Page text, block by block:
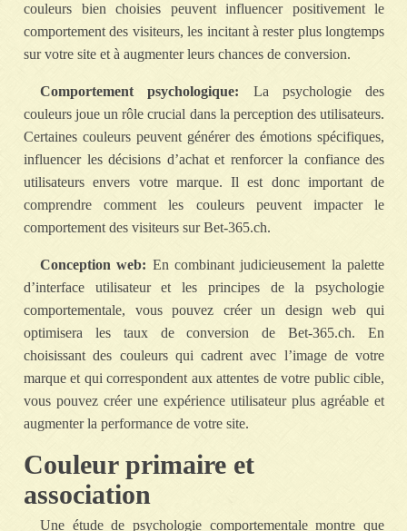
couleurs bien choisies peuvent influencer positivement le
comportement des visiteurs, les incitant à rester plus longtemps
sur votre site et à augmenter leurs chances de conversion.
Comportement psychologique: La psychologie des
couleurs joue un rôle crucial dans la perception des utilisateurs.
Certaines couleurs peuvent générer des émotions spécifiques,
influencer les décisions d’achat et renforcer la confiance des
utilisateurs envers votre marque. Il est donc important de
comprendre comment les couleurs peuvent impacter le
comportement des visiteurs sur Bet-365.ch.
Conception web: En combinant judicieusement la palette
d’interface utilisateur et les principes de la psychologie
comportementale, vous pouvez créer un design web qui
optimisera les taux de conversion de Bet-365.ch. En
choisissant des couleurs qui cadrent avec l’image de votre
marque et qui correspondent aux attentes de votre public cible,
vous pouvez créer une expérience utilisateur plus agréable et
augmenter la performance de votre site.
Couleur primaire et
association
Une étude de psychologie comportementale montre que